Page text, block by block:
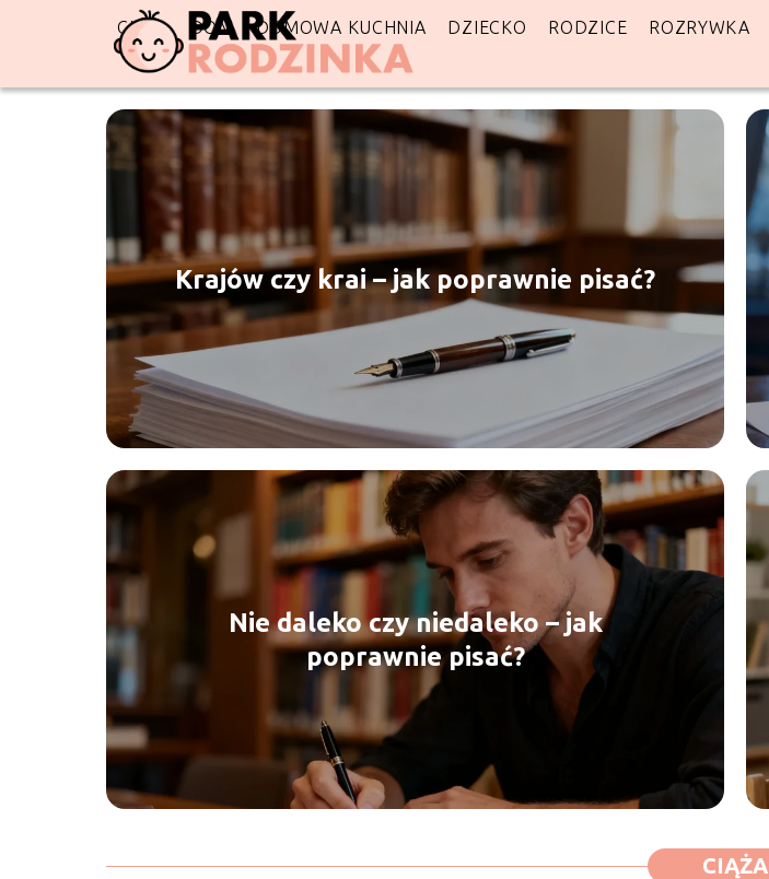
CIĄŻA DOM DOMOWA KUCHNIA DZIECKO RODZICE ROZRYWKA
Krajów czy krai – jak poprawnie pisać?
Nie daleko czy niedaleko – jak
poprawnie pisać?
CIĄŻA